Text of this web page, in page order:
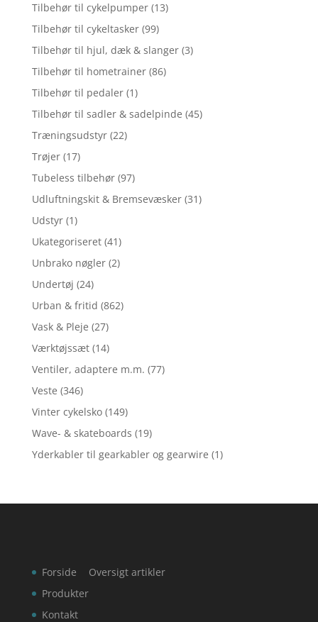
Tilbehør til cykelpumper (13)
Tilbehør til cykeltasker (99)
Tilbehør til hjul, dæk & slanger (3)
Tilbehør til hometrainer (86)
Tilbehør til pedaler (1)
Tilbehør til sadler & sadelpinde (45)
Træningsudstyr (22)
Trøjer (17)
Tubeless tilbehør (97)
Udluftningskit & Bremsevæsker (31)
Udstyr (1)
Ukategoriseret (41)
Unbrako nøgler (2)
Undertøj (24)
Urban & fritid (862)
Vask & Pleje (27)
Værktøjssæt (14)
Ventiler, adaptere m.m. (77)
Veste (346)
Vinter cykelsko (149)
Wave- & skateboards (19)
Yderkabler til gearkabler og gearwire (1)
Forside
Produkter
Kontakt
Oversigt artikler